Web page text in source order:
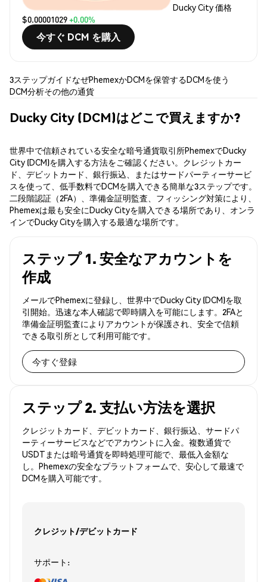
Ducky City 価格
$0.00001029+0.00%
今すぐ DCM を購入
3ステップガイドなぜPhemexかDCMを保管するDCMを使う
DCM分析その他の通貨
Ducky City (DCM)はどこで買えますか?
世界中で信頼されている安全な暗号通貨取引所PhemexでDucky
City (DCM)を購入する方法をご確認ください。クレジットカー
ド、デビットカード、銀行振込、またはサードパーティーサービ
スを使って、低手数料でDCMを購入できる簡単な3ステップです。
二段階認証（2FA）、準備金証明監査、フィッシング対策により、
Phemexは最も安全にDucky Cityを購入できる場所であり、オンラ
インでDucky Cityを購入する最適な場所です。
ステップ 1. 安全なアカウントを
作成
メールでPhemexに登録し、世界中でDucky City (DCM)を取
引開始。迅速な本人確認で即時購入を可能にします。2FAと
準備金証明監査によりアカウントが保護され、安全で信頼
できる取引所として利用可能です。
今すぐ登録
ステップ 2. 支払い方法を選択
クレジットカード、デビットカード、銀行振込、サードパ
ーティーサービスなどでアカウントに入金。複数通貨で
USDTまたは暗号通貨を即時処理可能で、最低入金額な
し。Phemexの安全なプラットフォームで、安心して最速で
DCMを購入可能です。
クレジット/デビットカード
サポート: